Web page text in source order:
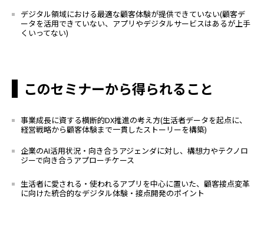
デジタル領域における最適な顧客体験が提供できていない(顧客デ
ータを活用できていない、アプリやデジタルサービスはあるが上手
くいってない)
このセミナーから得られること
事業成長に資する横断的DX推進の考え方(生活者データを起点に、
経営戦略から顧客体験まで一貫したストーリーを構築)
企業のAI活用状況・向き合うアジェンダに対し、構想力やテクノロ
ジーで向き合うアプローチケース
生活者に愛される・使われるアプリを中心に置いた、顧客接点変革
に向けた統合的なデジタル体験・接点開発のポイント